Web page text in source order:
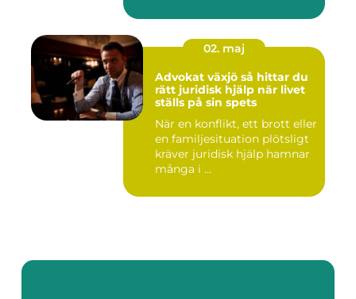
02. maj
Advokat växjö så hittar du
rätt juridisk hjälp när livet
ställs på sin spets
När en konflikt, ett brott eller
en familjesituation plötsligt
kräver juridisk hjälp hamnar
många i ...